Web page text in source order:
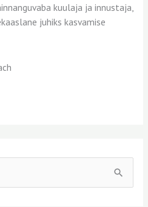
kuulaja ja innustaja,
juhiks kasvamise